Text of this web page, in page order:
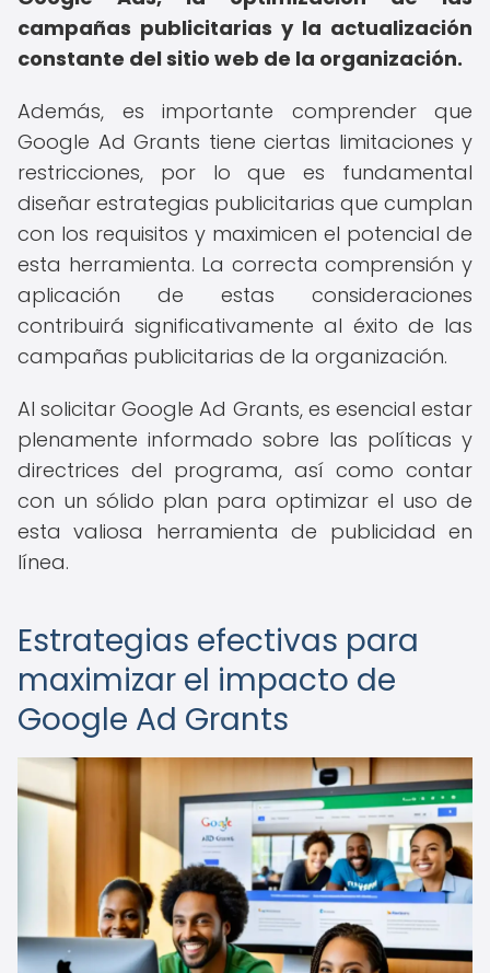
campañas publicitarias y la actualización
constante del sitio web de la organización.
Además, es importante comprender que
Google Ad Grants tiene ciertas limitaciones y
restricciones, por lo que es fundamental
diseñar estrategias publicitarias que cumplan
con los requisitos y maximicen el potencial de
esta herramienta. La correcta comprensión y
aplicación de estas consideraciones
contribuirá significativamente al éxito de las
campañas publicitarias de la organización.
Al solicitar Google Ad Grants, es esencial estar
plenamente informado sobre las políticas y
directrices del programa, así como contar
con un sólido plan para optimizar el uso de
esta valiosa herramienta de publicidad en
línea.
Estrategias efectivas para
maximizar el impacto de
Google Ad Grants